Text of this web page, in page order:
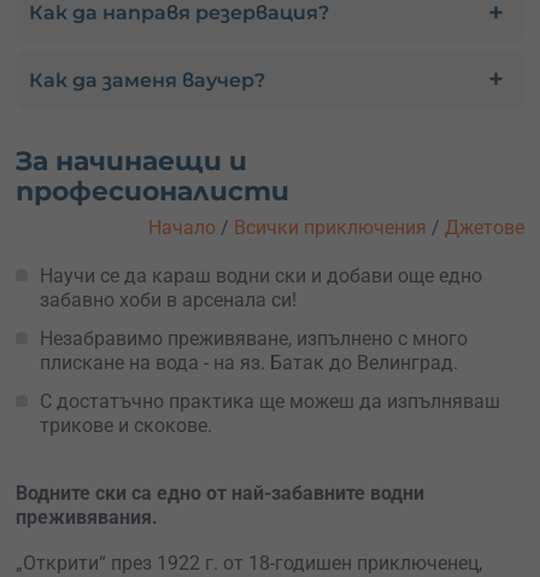
Как да направя резервация?
Как да заменя ваучер?
За начинаещи и
професионалисти
Начало / Всички приключения / Джетове
Научи се да караш водни ски и добави още едно
забавно хоби в арсeнала си!
Незабравимо преживяване, изпълнено с много
плискане на вода - на яз. Батак до Велинград.
С достатъчно практика ще можеш да изпълняваш
трикове и скокове.
Водните ски са едно от най-забавните водни
преживявания.
„Открити“ през 1922 г. от 18-годишен приключенец,